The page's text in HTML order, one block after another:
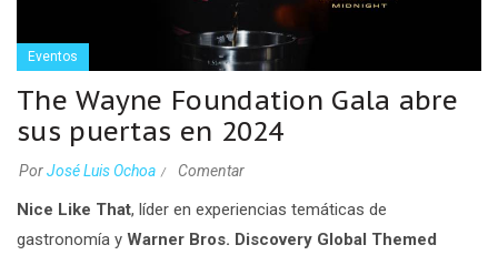
Eventos
The Wayne Foundation Gala abre
sus puertas en 2024
PorJosé Luis Ochoa Comentar
Nice Like That, líder en experiencias temáticas de
gastronomía y Warner Bros. Discovery Global Themed